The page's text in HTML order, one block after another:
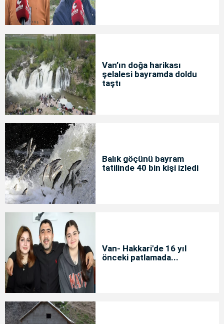
Van’ın doğa harikası
şelalesi bayramda doldu
taştı
Balık göçünü bayram
tatilinde 40 bin kişi izledi
Van- Hakkari'de 16 yıl
önceki patlamada...